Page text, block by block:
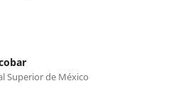
Superior de México